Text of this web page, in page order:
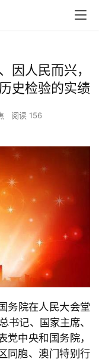
因人民而兴，
史检验的实绩
阅读 156
务院在人民大会堂
书记、国家主席、
中央和国务院，
同胞、澳门特别行